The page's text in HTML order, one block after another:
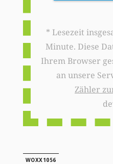
* Lesezeit
Minute. Diese
Ihrem Browser
an unsere
Zähler
WOXX1056